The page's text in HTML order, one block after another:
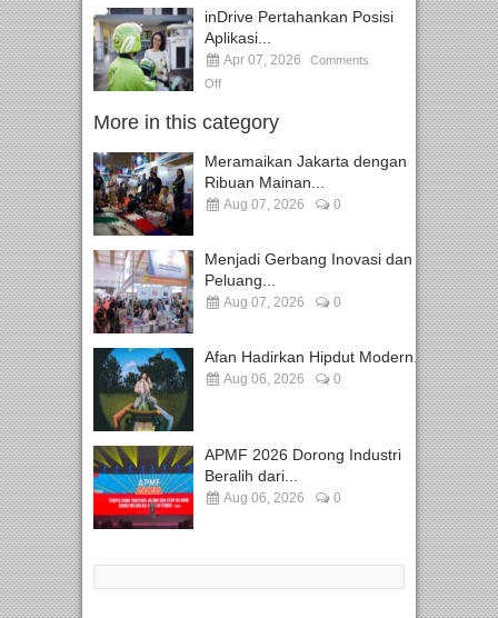
inDrive Pertahankan Posisi
Aplikasi...
Apr 07, 2026
Comments
Off
More in this category
Meramaikan Jakarta dengan
Ribuan Mainan...
Aug 07, 2026 0
Menjadi Gerbang Inovasi dan
Peluang...
Aug 07, 2026 0
Afan Hadirkan Hipdut Modern...
Aug 06, 2026 0
APMF 2026 Dorong Industri
Beralih dari...
Aug 06, 2026 0